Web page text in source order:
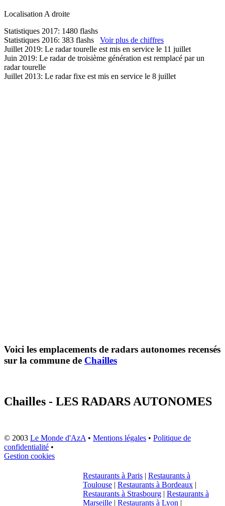
LocalisationA droite
Statistiques 2017: 1480 flashs
Statistiques 2016: 383 flashs Voir plus de chiffres
Juillet 2019: Le radar tourelle est mis en service le 11 juillet
Juin 2019: Le radar de troisième génération est remplacé par un
radar tourelle
Juillet 2013: Le radar fixe est mis en service le 8 juillet
Voici les emplacements de radars autonomes recensés
sur la commune de Chailles
Chailles - LES RADARS AUTONOMES
© 2003 Le Monde d'AzA • Mentions légales • Politique de
confidentialité •
Gestion cookies
Restaurants à Paris | Restaurants à
Toulouse | Restaurants à Bordeaux |
Restaurants à Strasbourg | Restaurants à
Marseille | Restaurants à Lyon |